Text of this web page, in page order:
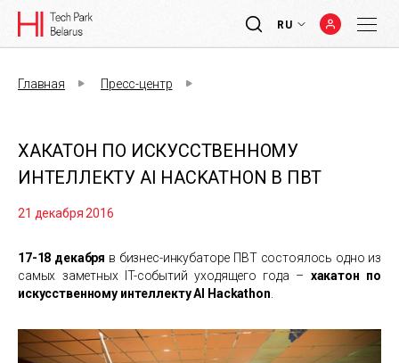
RU
Главная Пресс-центр
ХАКАТОН ПО ИСКУССТВЕННОМУ
ИНТЕЛЛЕКТУ AI HACKATHON В ПВТ
21 декабря 2016
17-18 декабря в бизнес-инкубаторе ПВТ состоялось одно из
самых заметных IT-событий уходящего года – хакатон по
искусственному интеллекту AI Hackathon